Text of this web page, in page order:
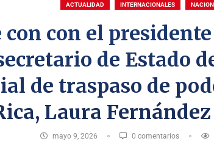
ACTUALIDAD INTERNACIONALES
con el
de Estado
de traspaso de
Laura
mayo 9, 2026 0 comentarios